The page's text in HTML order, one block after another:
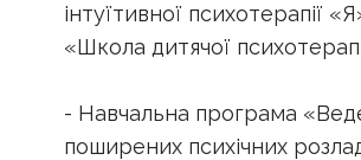
інтуїтивної психотерапії
«Школа дитячої
- Навчальна програма
поширених психічних